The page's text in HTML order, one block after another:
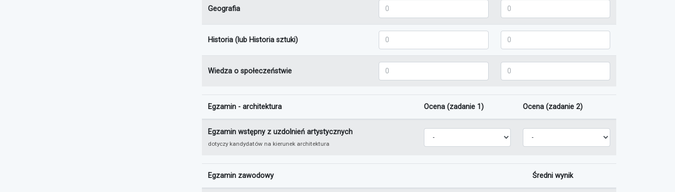
Geografia Geografia - poziom podstawowy Geografia - poziom rozszerzony
Historia (lub Historia sztuki) Historia (lub Historia sztuki) - poziom podstawowyHistoria (lub Historia sztuki) - poziom rozszerzony
Wiedza o społeczeństwie Wiedza o społeczeństwie - poziom podstawowyWiedza o społeczeństwie - poziom rozszerzony
Egzamin - architektura Ocena (zadanie 1) Ocena (zadanie 2)
Egzamin wstępny z uzdolnień artystycznych
dotyczy kandydatów na kierunek architektura
Egzamin zawodowy Średni wynik